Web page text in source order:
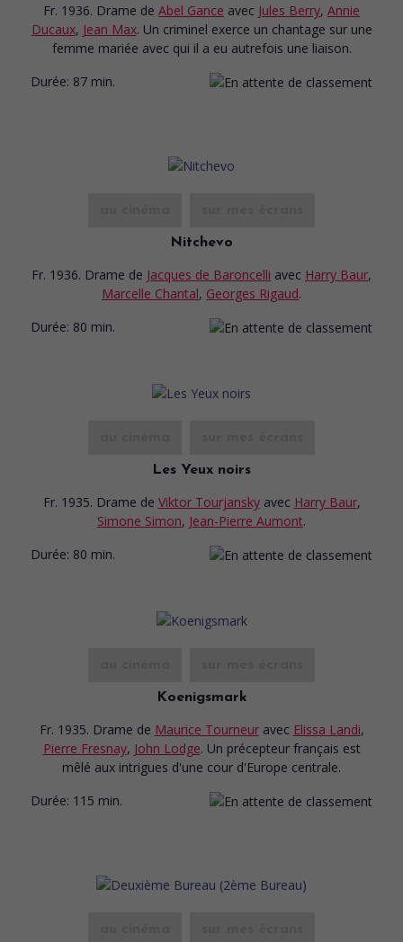
Fr. 1936. Drame de Abel Gance avec Jules Berry, Annie
Ducaux, Jean Max. Un criminel exerce un chantage sur une
femme mariée avec qui il a eu autrefois une liaison.
Durée: 87 min.
Nitchevo
Fr. 1936. Drame de Jacques de Baroncelli avec Harry Baur,
Marcelle Chantal, Georges Rigaud.
Durée: 80 min.
Les Yeux noirs
Fr. 1935. Drame de Viktor Tourjansky avec Harry Baur,
Simone Simon, Jean-Pierre Aumont.
Durée: 80 min.
Koenigsmark
Fr. 1935. Drame de Maurice Tourneur avec Elissa Landi,
Pierre Fresnay, John Lodge. Un précepteur français est
mêlé aux intrigues d'une cour d'Europe centrale.
Durée: 115 min.